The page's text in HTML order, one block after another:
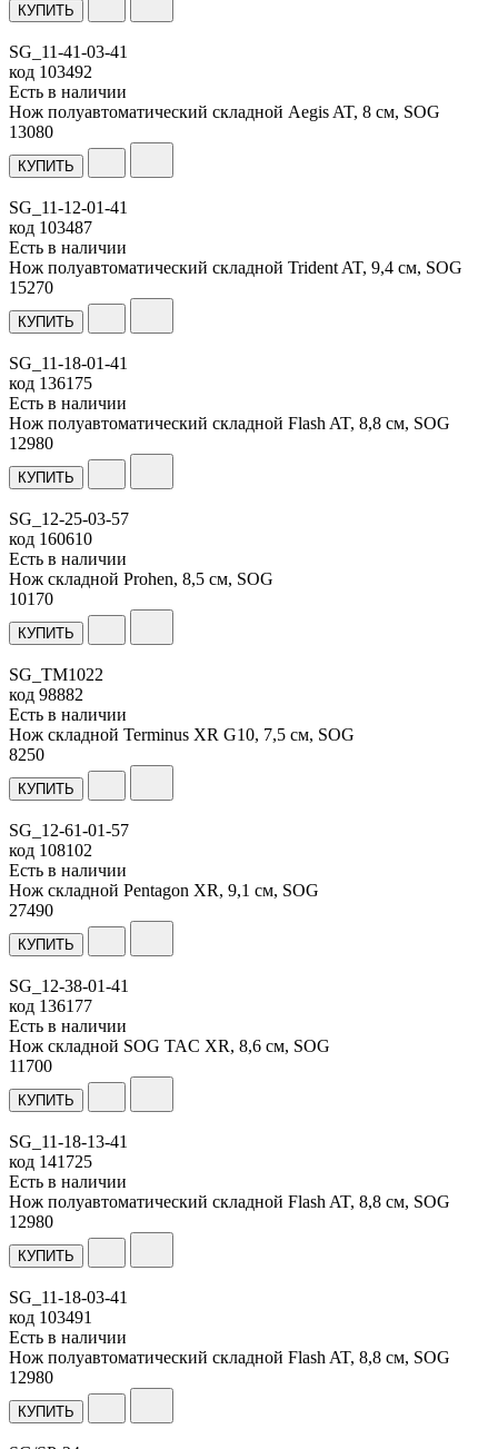
КУПИТЬ
SG_11-41-03-41
код 103492
Есть в наличии
Нож полуавтоматический складной Aegis AT, 8 см, SOG
13080
КУПИТЬ
SG_11-12-01-41
код 103487
Есть в наличии
Нож полуавтоматический складной Trident AT, 9,4 см, SOG
15270
КУПИТЬ
SG_11-18-01-41
код 136175
Есть в наличии
Нож полуавтоматический складной Flash AT, 8,8 см, SOG
12980
КУПИТЬ
SG_12-25-03-57
код 160610
Есть в наличии
Нож складной Prohen, 8,5 см, SOG
10170
КУПИТЬ
SG_TM1022
код 98882
Есть в наличии
Нож складной Terminus XR G10, 7,5 см, SOG
8250
КУПИТЬ
SG_12-61-01-57
код 108102
Есть в наличии
Нож складной Pentagon XR, 9,1 см, SOG
27490
КУПИТЬ
SG_12-38-01-41
код 136177
Есть в наличии
Нож складной SOG TAC XR, 8,6 см, SOG
11 700
КУПИТЬ
SG_11-18-13-41
код 141725
Есть в наличии
Нож полуавтоматический складной Flash AT, 8,8 см, SOG
12980
КУПИТЬ
SG_11-18-03-41
код 103491
Есть в наличии
Нож полуавтоматический складной Flash AT, 8,8 см, SOG
12980
КУПИТЬ